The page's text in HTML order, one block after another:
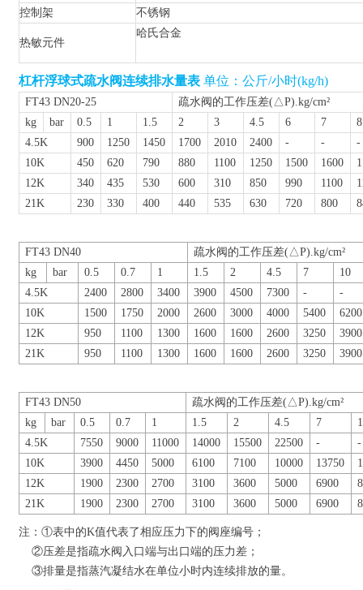
控制架
不锈钢
热敏元件
哈氏合金
杠杆浮球式疏水阀连续排水量表 单位：公斤/小时(kg/h)
FT43 DN20-25
疏水阀的工作压差(△P).kg/cm²
kg
bar 0.5 1 1.5 2 3 4.5 6 7
8
4.5K
900 1250 1450 1700 2010 2400 - -
-
10K
450 620 790 880 1100 1250 1500 1600
12K
340 435 530 600 310 850 990 1100
21K
230 330 400 440 535 630 720 800
FT43 DN40
疏水阀的工作压差(△P).kg/cm²
kg
bar 0.5 0.7 1 1.5 2 4.5 7
10
4.5K
2400 2800 3400 3900 4500 7300 -
-
10K
1500 1750 2000 2600 3000 4000 5400
6200
12K
950 1100 1300 1600 1600 2600 3250
3900
21K
950 1100 1300 1600 1600 2600 3250 3900
FT43 DN50
疏水阀的工作压差(△P).kg/cm²
kg
bar 0.5 0.7 1 1.5 2 4.5 7
4.5K
7550 9000 11000 14000 15500 22500 -
-
10K
3900 4450 5000 6100 7100 10000 13750
12K
1900 2300 2700 3100 3600 5000 6900
21K
1900 2300 2700 3100 3600 5000 6900
注：①表中的K值代表了相应压力下的阀座编号；
②压差是指疏水阀入口端与出口端的压力差；
③排量是指蒸汽凝结水在单位小时内连续排放的量。